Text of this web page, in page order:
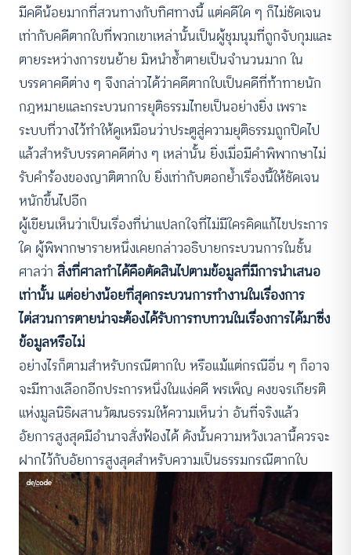
มีคดีน้อยมากที่สวนทางกับทิศทางนี้ แต่คดีใด ๆ ก็ไม่ชัดเจน
เท่ากับคดีตากใบที่พวกเขาเหล่านั้นเป็นผู้ชุมนุมที่ถูกจับกุมและ
ตายระหว่างการขนย้าย มิหนำซ้ำตายเป็นจำนวนมาก ใน
บรรดาคดีต่าง ๆ จึงกล่าวได้ว่าคดีตากใบเป็นคดีที่ท้าทายนัก
กฎหมายและกระบวนการยุติธรรมไทยเป็นอย่างยิ่ง เพราะ
ระบบที่วางไว้ทำให้ดูเหมือนว่าประตูสู่ความยุติธรรมถูกปิดไป
แล้วสำหรับบรรดาคดีต่าง ๆ เหล่านั้น ยิ่งเมื่อมีคำพิพากษาไม่
รับคำร้องของญาติตากใบ ยิ่งเท่ากับตอกย้ำเรื่องนี้ให้ชัดเจน
หนักขึ้นไปอีก
ผู้เขียนเห็นว่าเป็นเรื่องที่น่าแปลกใจที่ไม่มีใครคิดแก้ไขประการ
ใด ผู้พิพากษารายหนึ่งเคยกล่าวอธิบายกระบวนการในชั้น
ศาลว่า สิ่งที่ศาลทำได้คือตัดสินไปตามข้อมูลที่มีการนำเสนอ
เท่านั้น แต่อย่างน้อยที่สุดกระบวนการทำงานในเรื่องการ
ไต่สวนการตายน่าจะต้องได้รับการทบทวนในเรื่องการได้มาซึ่ง
ข้อมูลหรือไม่
อย่างไรก็ตามสำหรับกรณีตากใบ หรือแม้แต่กรณีอื่น ๆ ก็อาจ
จะมีทางเลือกอีกประการหนึ่งในแง่คดี พรเพ็ญ คงขจรเกียรติ
แห่งมูลนิธิผสานวัฒนธรรมให้ความเห็นว่า อันที่จริงแล้ว
อัยการสูงสุดมีอำนาจสั่งฟ้องได้ ดังนั้นความหวังเวลานี้ควรจะ
ฝากไว้กับอัยการสูงสุดสำหรับความเป็นธรรมกรณีตากใบ